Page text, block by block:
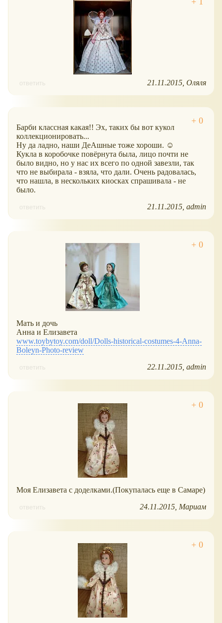
ответить 21.11.2015 Оляля
Барби классная какая!! Эх, таких бы вот кукол
коллекционировать...
Ну да ладно, наши ДеАшные тоже хороши. ☺
Кукла в коробочке повёрнута была, лицо почти не
было видно, но у нас их всего по одной завезли, так
что не выбирала - взяла, что дали. Очень радовалась,
что нашла, в нескольких киосках спрашивала - не
было.
ответить 21.11.2015 admin
Мать и дочь
Анна и Елизавета
www.toybytoy.com/doll/Dolls-historical-costumes-4-Anna-
Boleyn-Photo-review
ответить 22.11.2015 admin
Моя Елизавета с доделками.(Покупалась еще в Самаре)
ответить 24.11.2015 Мариам